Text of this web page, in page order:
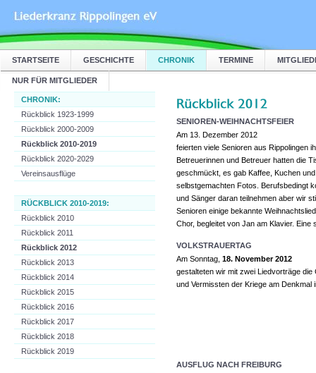
STARTSEITE GESCHICHTE CHRONIK TERMINE
NUR FÜR MITGLIEDER
CHRONIK:
Rückblick 1923-1999
Rückblick 2000-2009
Rückblick 2010-2019
Rückblick 2020-2029
Vereinsausflüge
RÜCKBLICK 2010-2019:
Rückblick 2010
Rückblick 2011
Rückblick 2012
Rückblick 2013
Rückblick 2014
Rückblick 2015
Rückblick 2016
Rückblick 2017
Rückblick 2018
Rückblick 2019
SENIOREN-WEIHNACHTSFEIER
Am 13. Dezember 2012
feierten viele Senioren aus Rippolingen
Betreuerinnen und Betreuer hatten die
geschmückt, es gab Kaffee, Kuchen
selbstgemachten Fotos. Berufsbedingt
und Sänger daran teilnehmen aber wir
Senioren einige bekannte
Chor, begleitet von Jan am Klavier. Eine
VOLKSTRAUERTAG
Am Sonntag, 18. November 2012
gestalteten wir mit zwei Liedvorträge
und Vermissten der Kriege am Denkmal
AUSFLUG NACH FREIBURG